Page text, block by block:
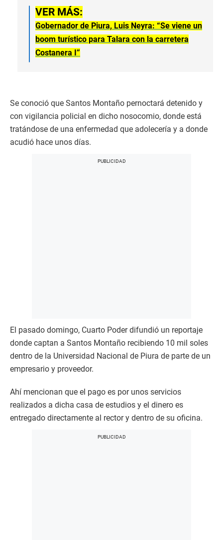
VER MÁS:
Gobernador de Piura, Luis Neyra: “Se viene un
boom turístico para Talara con la carretera
Costanera I”
Se conoció que Santos Montaño pernoctará detenido y
con vigilancia policial en dicho nosocomio, donde está
tratándose de una enfermedad que adolecería y a donde
acudió hace unos días.
El pasado domingo, Cuarto Poder difundió un reportaje
donde captan a Santos Montaño recibiendo 10 mil soles
dentro de la Universidad Nacional de Piura de parte de un
empresario y proveedor.
Ahí mencionan que el pago es por unos servicios
realizados a dicha casa de estudios y el dinero es
entregado directamente al rector y dentro de su oficina.